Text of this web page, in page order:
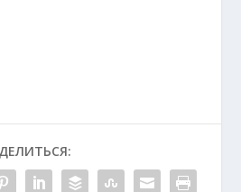
ДЕЛИТЬСЯ: